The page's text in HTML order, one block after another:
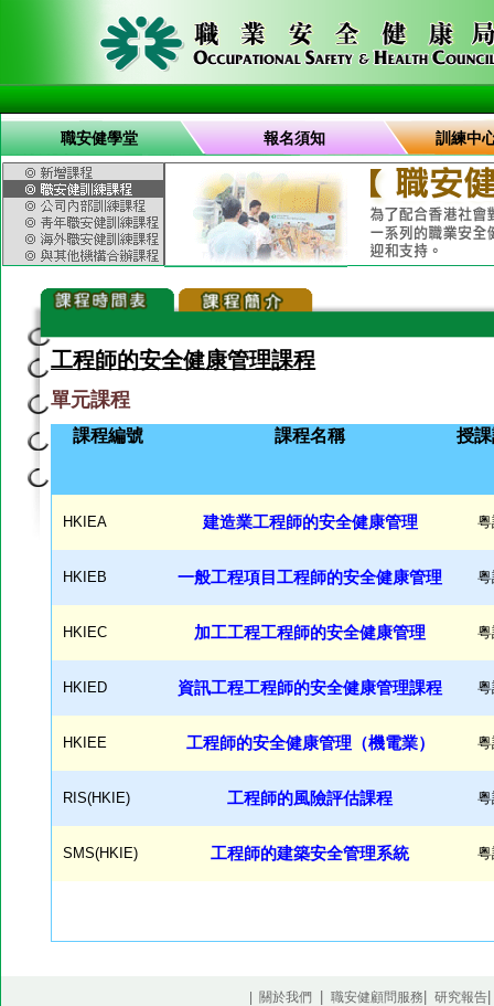
職安健學堂 報名須知 訓練中
工程師的安全健康管理課程
單元課程
課程編號 課程名稱 授
HKIEA 建造業工程師的安全健康管理
HKIEB 一般工程項目工程師的安全健康管理
HKIEC 加工工程工程師的安全健康管理
HKIED 資訊工程工程師的安全健康管理課程
HKIEE 工程師的安全健康管理（機電業）
RIS(HKIE) 工程師的風險評估課程
SMS(HKIE) 工程師的建築安全管理系統
| 關於我們| 職安健顧問服務 研究報告